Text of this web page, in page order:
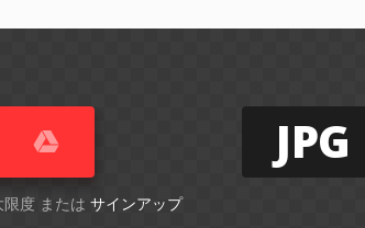
度 または サインアップ
JPG